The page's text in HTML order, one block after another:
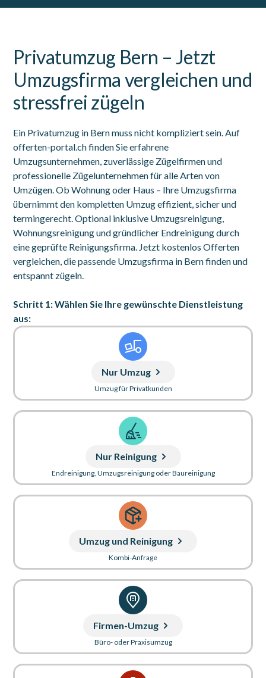
Privatumzug Bern – Jetzt
Umzugsfirma vergleichen und
stressfrei zügeln
Ein Privatumzug in Bern muss nicht kompliziert sein. Auf
offerten-portal.ch finden Sie erfahrene
Umzugsunternehmen, zuverlässige Zügelfirmen und
professionelle Zügelunternehmen für alle Arten von
Umzügen. Ob Wohnung oder Haus – Ihre Umzugsfirma
übernimmt den kompletten Umzug effizient, sicher und
termingerecht. Optional inklusive Umzugsreinigung,
Wohnungsreinigung und gründlicher Endreinigung durch
eine geprüfte Reinigungsfirma. Jetzt kostenlos Offerten
vergleichen, die passende Umzugsfirma in Bern finden und
entspannt zügeln.
Schritt 1: Wählen Sie Ihre gewünschte Dienstleistung
aus:
Nur Umzug
Umzug für Privatkunden
Nur Reinigung
Endreinigung, Umzugsreinigung oder Baureinigung
Umzug und Reinigung
Kombi-Anfrage
Firmen-Umzug
Büro- oder Praxisumzug